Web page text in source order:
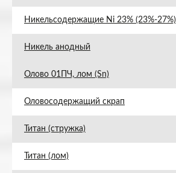
Никельсодержащие Ni 23% (23%-27%)
Никель анодный
Олово 01ПЧ, лом (Sn)
Оловосодержащий скрап
Титан (стружка)
Титан (лом)